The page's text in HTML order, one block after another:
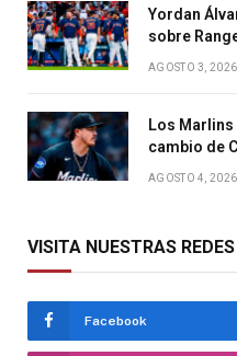
Yordan
sobre
AGOSTO 3, 2026
Los
cambio de
AGOSTO 4, 2026
VISITA NUESTRAS
Facebook